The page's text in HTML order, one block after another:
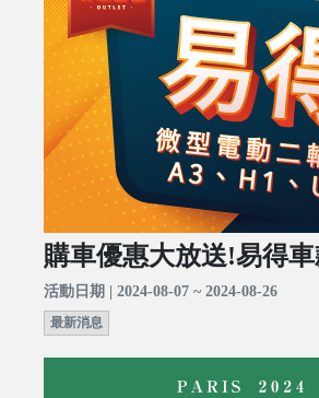
購車優惠大放送!易得
活動日期 | 2024-08-07 ~ 2024-08-26
最新消息